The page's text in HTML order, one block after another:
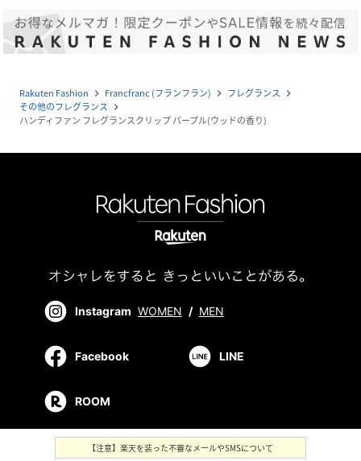
Rakuten Fashion navigate_next Francfranc (フランフラン) navigate_next フレグランス navigate_next
その他のフレグランス navigate_next
ハンディファン フレグランスクリップ パープル(ウッドの香り)
Instagram WOMEN / MEN
Facebook LINE
ROOM
【注意】楽天を装った不審なメールやSMSについて